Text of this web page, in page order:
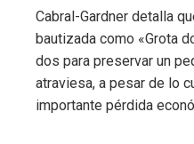
Cabral-Gardner detalla
bautizada como «Grota
dos para preservar un
atraviesa, a pesar de lo
importante pérdida